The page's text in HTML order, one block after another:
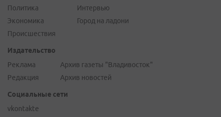
Политика
Экономика
Происшествия
Интервью
Город на ладони
Издательство
Реклама
Редакция
Архив газеты "Владивосток"
Архив новостей
Социальные сети
vkontakte